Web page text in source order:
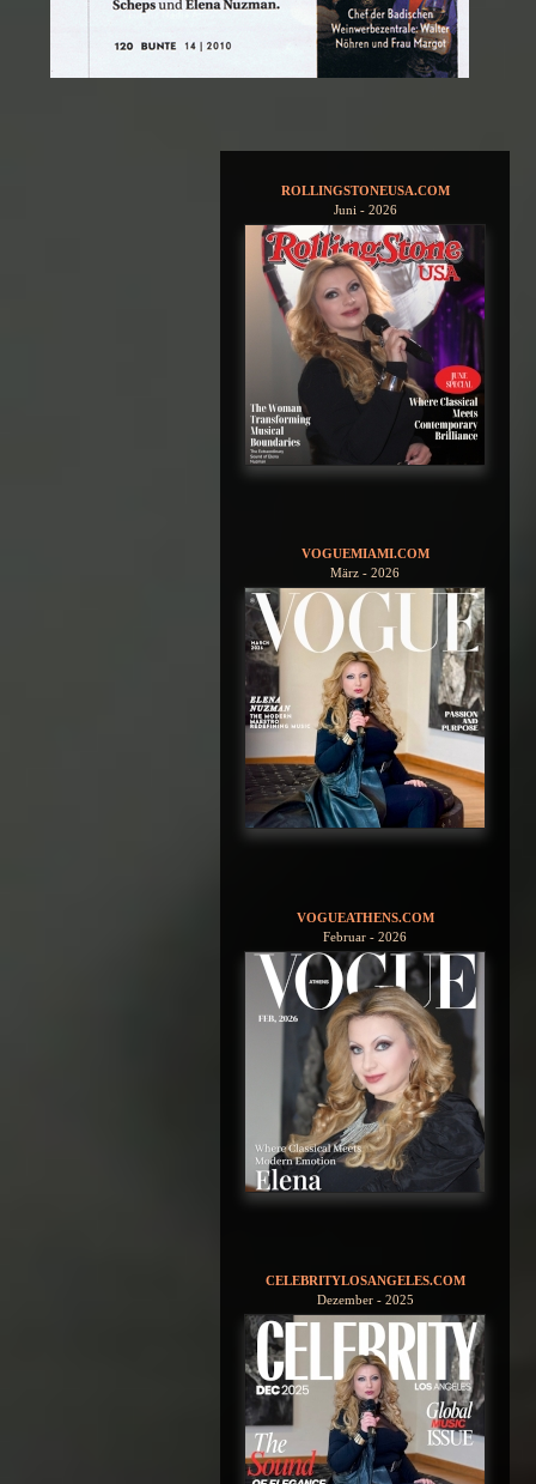
ROLLINGSTONEUSA.COM
Juni - 2026
VOGUEMIAMI.COM
März - 2026
VOGUEATHENS.COM
Februar - 2026
CELEBRITYLOSANGELES.COM
Dezember - 2025